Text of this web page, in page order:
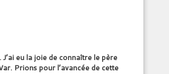
eu la joie de connaître le père
Prions pour l’avancée de cette